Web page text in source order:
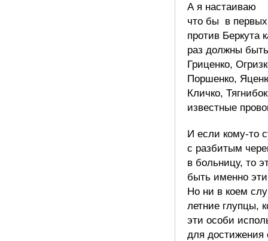
А я настаиваю
что бы в
против Беркута
раз должны
Гриценко,
Поршенко,
Кличко,
известные
И если кому-то
с разбитым
в больницу, то
быть именно
Но ни в коем
летние глупцы,
эти особи
для достижения